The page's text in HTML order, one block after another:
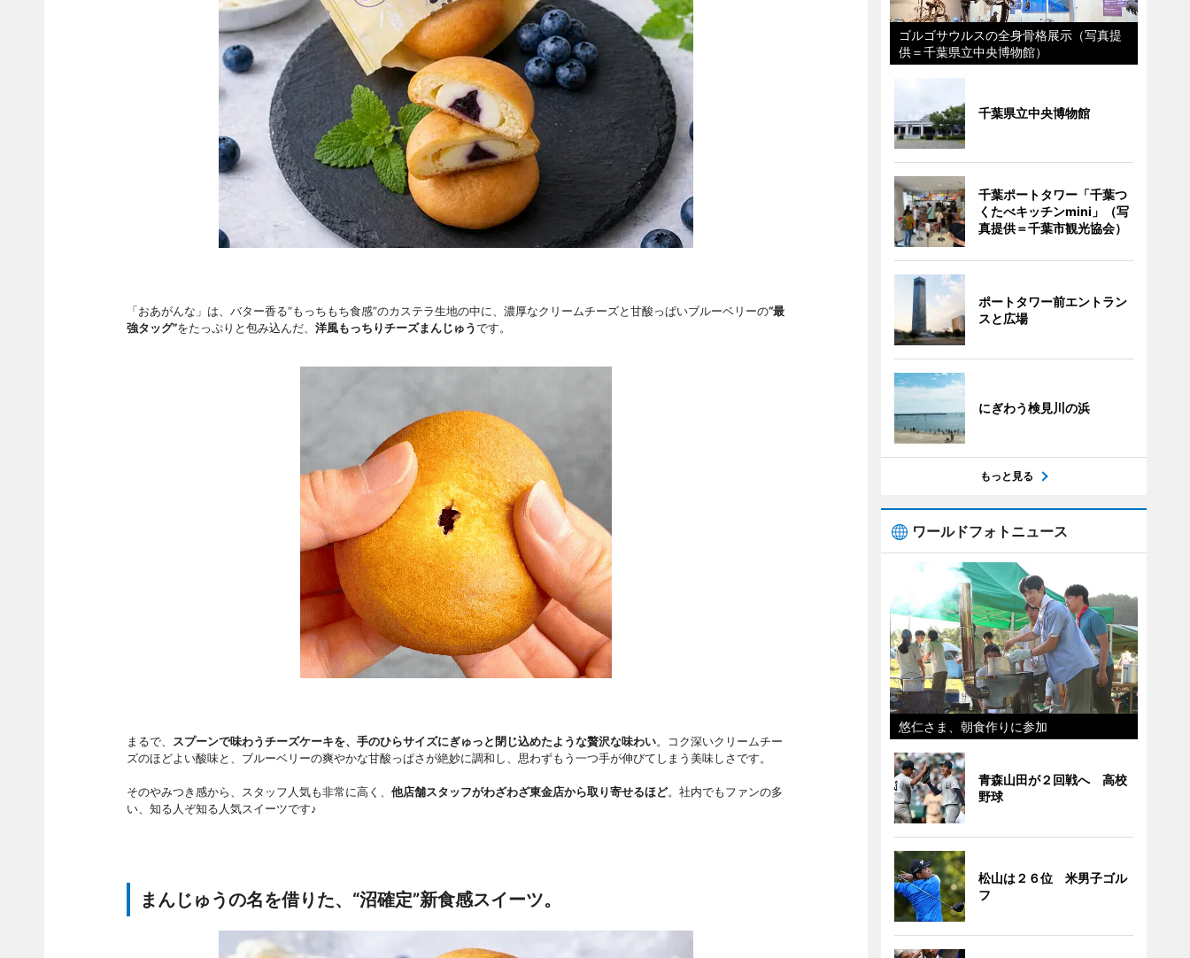
「おあがんな」は、バター香る“もっちもち食感”のカステラ生地の中に、濃厚なクリームチーズと甘酸っぱいブルーベリーの“最
強タッグ”をたっぷりと包み込んだ、 洋風もっちりチーズまんじゅうです。
まるで、 スプーンで味わうチーズケーキを、手のひらサイズにぎゅっと閉じ込めたような贅沢な味わい。コク深いクリームチー
ズのほどよい酸味と、ブルーベリーの爽やかな甘酸っぱさが絶妙に調和し、思わずもう一つ手が伸びてしまう美味しさです。
そのやみつき感から、スタッフ人気も非常に高く、 他店舗スタッフがわざわざ東金店から取り寄せるほど。社内でもファンの多
い、知る人ぞ知る人気スイーツです♪
まんじゅうの名を借りた、“沼確定”新食感スイーツ。
ゴルゴサウルスの全身骨格展示（写真提
供＝千葉県立中央博物館）
千葉県立中央博物館
千葉ポートタワー「千葉つ
くたべキッチンmini」（写
真提供＝千葉市観光協会）
ポートタワー前エントラン
スと広場
にぎわう検見川の浜
もっと見る
ワールドフォトニュース
悠仁さま、朝食作りに参加
青森山田が２回戦へ 高校
野球
松山は２６位 米男子ゴル
フ